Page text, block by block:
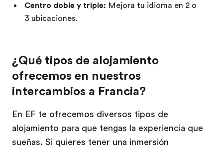
Centro doble y triple: Mejora tu idioma en 2 o
3 ubicaciones.
¿Qué tipos de alojamiento
ofrecemos en nuestros
intercambios a Francia?
En EF te ofrecemos diversos tipos de
alojamiento para que tengas la experiencia que
sueñas. Si quieres tener una inmersión